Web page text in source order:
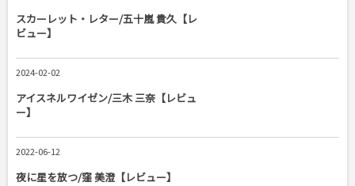
スカーレット・レター/五十嵐 貴久【レ
ビュー】
2024-02-02
アイスネルワイゼン/三木 三奈【レビュ
ー】
2022-06-12
夜に星を放つ/窪 美澄【レビュー】